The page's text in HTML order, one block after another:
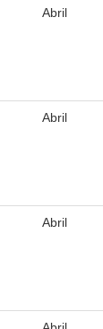
Abril
Abril
Abril